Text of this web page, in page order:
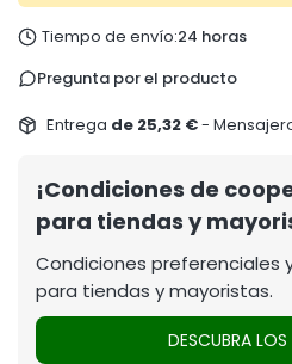
Tiempo de envío:24 horas
Pregunta por el producto
Entrega de 25,32 €-
¡Condiciones de
para tiendas y
Condiciones preferenciales
para tiendas y mayoristas.
DESCUBRA LOS